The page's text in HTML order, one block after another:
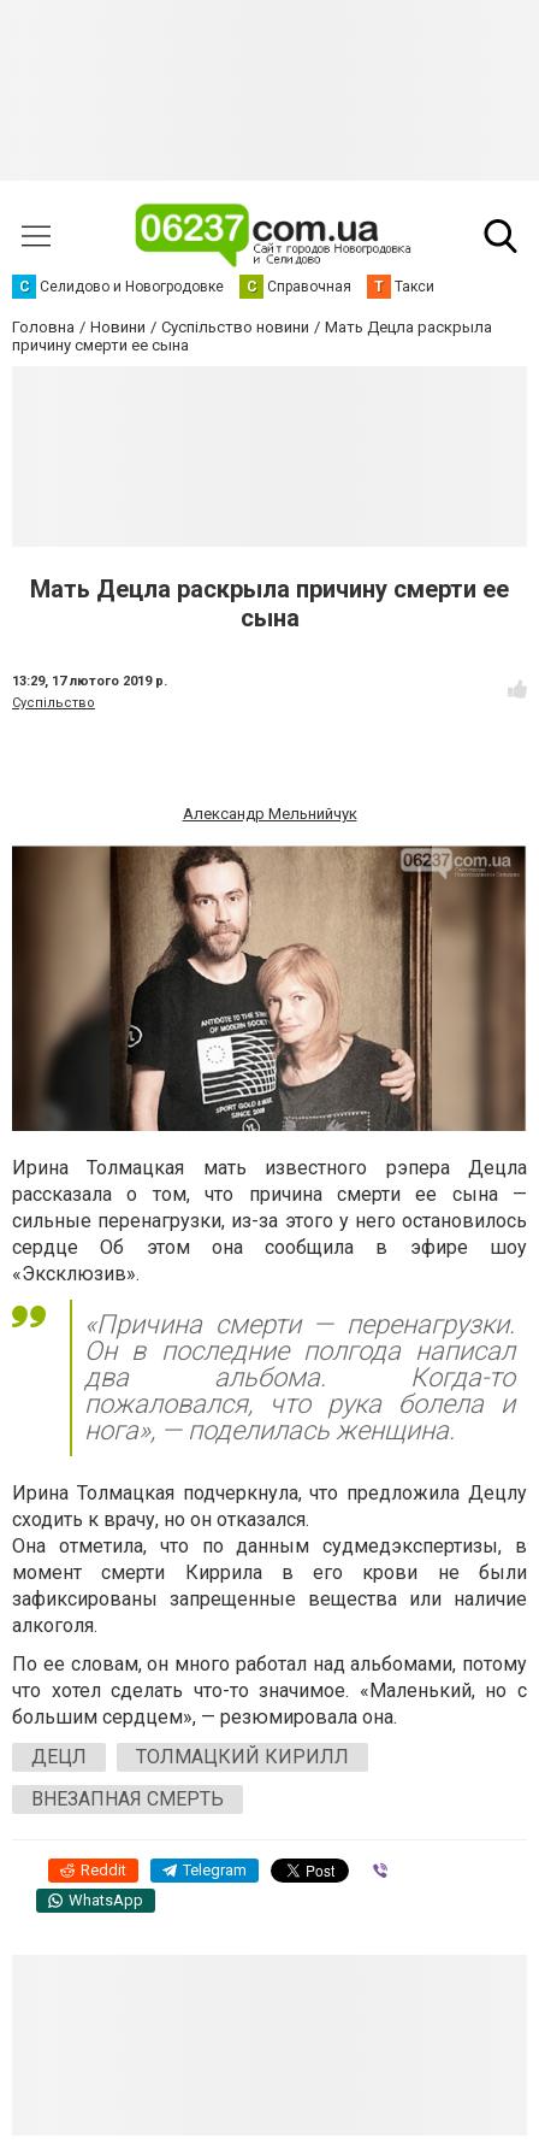
С Селидово и Новогродовке С Справочная Т Такси
Головна Новини Суспільство новини
Мать Децла раскрыла
причину смерти ее сына
Мать Децла раскрыла причину смерти ее
сына
13:29, 17 лютого 2019 р.
Суспільство
Александр Мельнийчук
Ирина Толмацкая мать известного рэпера Децла
рассказала о том, что причина смерти ее сына —
сильные перенагрузки, из-за этого у него остановилось
сердце Об этом она сообщила в эфире шоу
«Эксклюзив».
«Причина смерти — перенагрузки.
Он в последние полгода написал
два альбома. Когда-то
пожаловался, что рука болела и
нога», — поделилась женщина.
Ирина Толмацкая подчеркнула, что предложила Децлу
сходить к врачу, но он отказался.
Она отметила, что по данным судмедэкспертизы, в
момент смерти Киррила в его крови не были
зафиксированы запрещенные вещества или наличие
алкоголя.
По ее словам, он много работал над альбомами, потому
что хотел сделать что-то значимое. «Маленький, но с
большим сердцем», — резюмировала она.
ДЕЦЛ
ТОЛМАЦКИЙ КИРИЛЛ
ВНЕЗАПНАЯ СМЕРТЬ
Reddit Telegram
WhatsApp